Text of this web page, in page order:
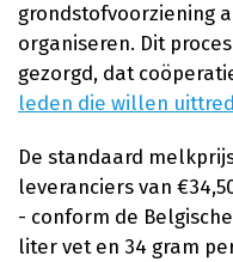
grondstofvoorziening
organiseren. Dit
gezorgd, dat
leden die willen
De standaard
leveranciers van
- conform de
liter vet en 34 gram